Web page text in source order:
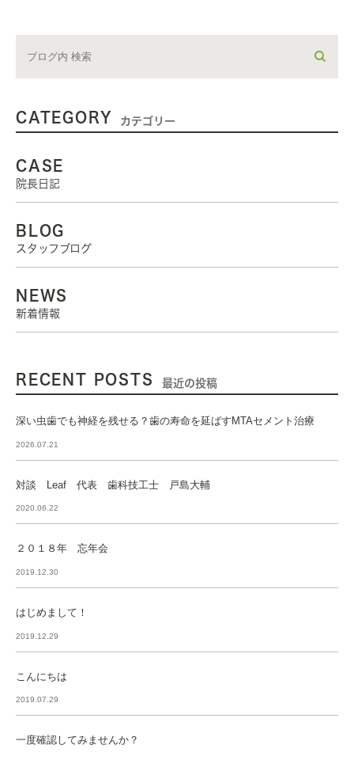
CATEGORY カテゴリー
CASE
院長日記
BLOG
スタッフブログ
NEWS
新着情報
RECENT POSTS 最近の投稿
深い虫歯でも神経を残せる？歯の寿命を延ばすMTAセメント治療
2026.07.21
対談 Leaf 代表 歯科技工士 戸島大輔
2020.06.22
２０１８年 忘年会
2019.12.30
はじめまして！
2019.12.29
こんにちは
2019.07.29
一度確認してみませんか？